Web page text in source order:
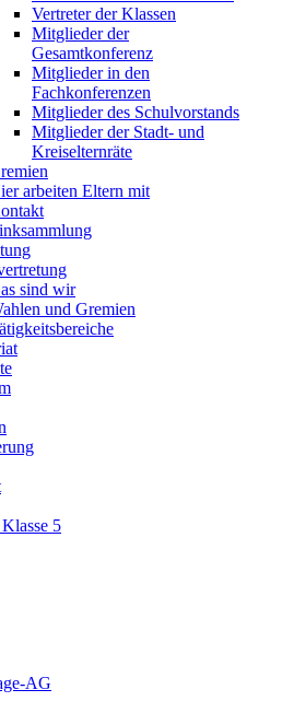
Vertreter der Klassen
Mitglieder der
Gesamtkonferenz
Mitglieder in den
Fachkonferenzen
Mitglieder des Schulvorstands
Mitglieder der Stadt- und
Kreiselternräte
arbeiten Eltern mit
sind wir
und Gremien
5
AG